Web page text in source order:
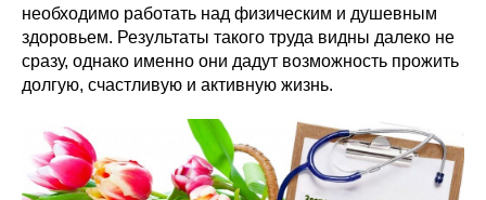
необходимо работать над физическим и душевным
здоровьем. Результаты такого труда видны далеко не
сразу, однако именно они дадут возможность прожить
долгую, счастливую и активную жизнь.